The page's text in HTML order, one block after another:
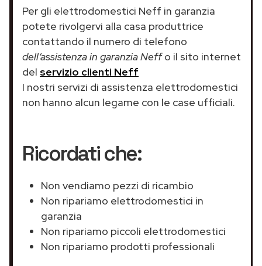
Per gli elettrodomestici Neff in garanzia
potete rivolgervi alla casa produttrice
contattando il numero di telefono
dell’assistenza in garanzia Neffo il sito internet
del servizio clienti Neff
I nostri servizi di assistenza elettrodomestici
non hanno alcun legame con le case ufficiali.
Ricordati che:
Non vendiamo pezzi di ricambio
Non ripariamo elettrodomestici in
garanzia
Non ripariamo piccoli elettrodomestici
Non ripariamo prodotti professionali